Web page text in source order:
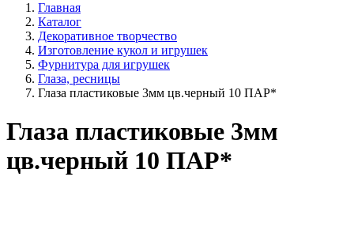
Главная
Каталог
Декоративное творчество
Изготовление кукол и игрушек
Фурнитура для игрушек
Глаза, ресницы
Глаза пластиковые 3мм цв.черный 10 ПАР*
Глаза пластиковые 3мм
цв.черный 10 ПАР*